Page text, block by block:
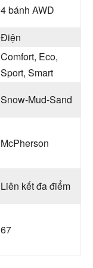
4 bánh AWD
Điện
Comfort, Eco,
Sport, Smart
Snow-Mud-Sand
McPherson
Liên kết đa điểm
67